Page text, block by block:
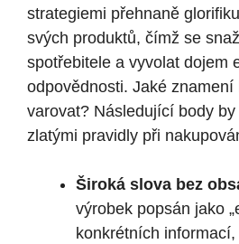
strategiemi přehnaně
svých produktů, čímž se
spotřebitele a vyvolat dojem
odpovědnosti. Jaké znamení
varovat? Následující body
zlatými pravidly při
Široká slova bez
výrobek popsán jako
konkrétních